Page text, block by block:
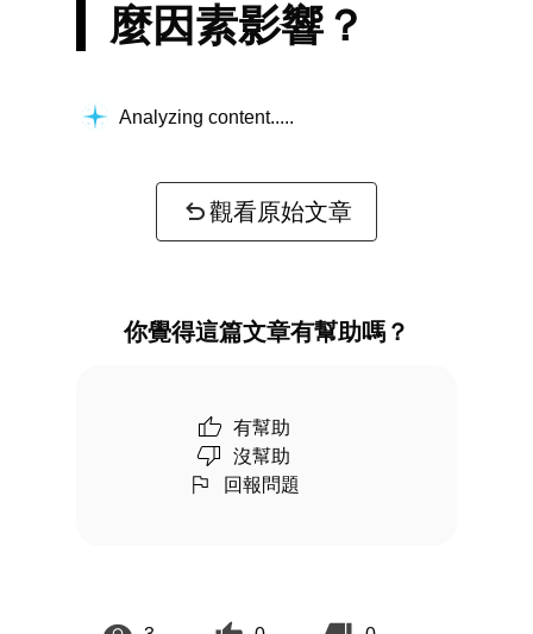
麼因素影響？
Analyzing content...
觀看原始文章
你覺得這篇文章有幫助嗎？
有幫助
沒幫助
回報問題